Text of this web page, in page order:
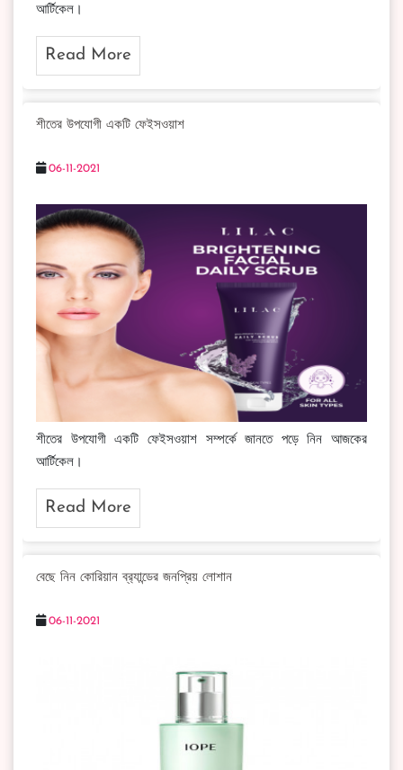
আর্টিকেল।
Read More
শীতের উপযোগী একটি ফেইসওয়াশ
06-11-2021
শীতের উপযোগী একটি ফেইসওয়াশ সম্পর্কে জানতে পড়ে নিন আজকের
আর্টিকেল।
Read More
বেছে নিন কোরিয়ান ব্র‍্যান্ডের জনপ্রিয় লোশান
06-11-2021